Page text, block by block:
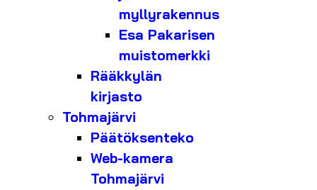
myllyrakennus
Esa Pakarisen
muistomerkki
Rääkkylän
kirjasto
Tohmajärvi
Päätöksenteko
Web-kamera
Tohmajärvi